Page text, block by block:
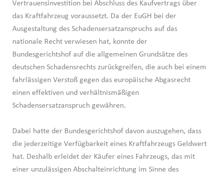
Vertrauensinvestition bei Abschluss des Kaufvertrags über
das Kraftfahrzeug voraussetzt. Da der EuGH bei der
Ausgestaltung des Schadensersatzanspruchs auf das
nationale Recht verwiesen hat, konnte der
Bundesgerichtshof auf die allgemeinen Grundsätze des
deutschen Schadensrechts zurückgreifen, die auch bei einem
fahrlässigen Verstoß gegen das europäische Abgasrecht
einen effektiven und verhältnismäßigen
Schadensersatzanspruch gewähren.
Dabei hatte der Bundesgerichtshof davon auszugehen, dass
die jederzeitige Verfügbarkeit eines Kraftfahrzeugs Geldwert
hat. Deshalb erleidet der Käufer eines Fahrzeugs, das mit
einer unzulässigen Abschalteinrichtung im Sinne des